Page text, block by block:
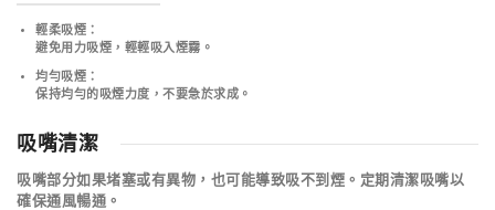
輕柔吸煙 ：
避免用力吸煙，輕輕吸入煙霧。
均勻吸煙 ：
保持均勻的吸煙力度，不要急於求成。
吸嘴清潔
吸嘴部分如果堵塞或有異物，也可能導致吸不到煙。 定期清潔吸嘴以
確保通風暢通 。